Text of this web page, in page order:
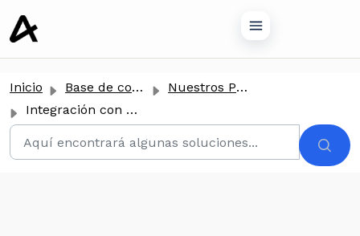
principal
Inicio Base de conocimientos
Nuestros Productos
Integración con Payoneer